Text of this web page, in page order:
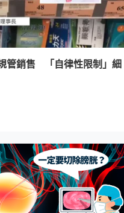
管銷售 「自律性限制」細